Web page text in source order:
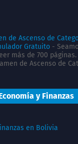
de Ascenso de
Gratuito -
más de 700 páginas.
de Ascenso de
y Finanzas
en Bolivia